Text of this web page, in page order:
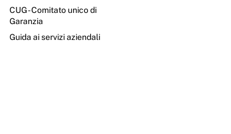
CUG - Comitato unico di
Garanzia
Guida ai servizi aziendali